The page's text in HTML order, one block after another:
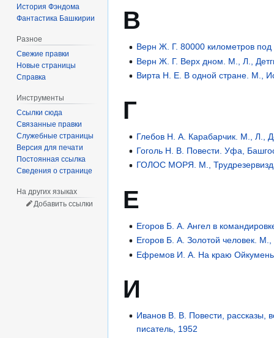
В
Верн Ж. Г. 80000 километров
Верн Ж. Г. Верх дном. М., Л.,
Вирта Н. Е. В одной стране. М.,
Г
Глебов Н. А. Карабарчик. М., Л.,
Гоголь Н. В. Повести. Уфа,
ГОЛОС МОРЯ. М.,
Е
Егоров Б. А. Ангел в
Егоров Б. А. Золотой человек.
Ефремов И. А. На краю
И
Иванов В. В. Повести, рассказы,
писатель, 1952
История Фэндома
Фантастика Башкирии
Разное
Свежие правки
Новые страницы
Справка
Инструменты
Ссылки сюда
Связанные правки
Служебные страницы
Версия для печати
Постоянная ссылка
Сведения о странице
На других языках
Добавить ссылки